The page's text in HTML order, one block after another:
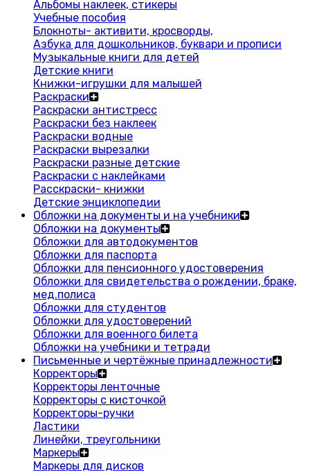
Альбомы наклеек, стикеры
Учебные пособия
Блокноты- активити, кросворды,
Азбука для дошкольников, буквари и прописи
Музыкальные книги для детей
Детские книги
Книжки-игрушки для малышей
Раскраски
Раскраски антистресс
Раскраски без наклеек
Раскраски водные
Раскраски вырезалки
Раскраски разные детские
Раскраски с наклейками
Расскраски- книжки
Детские энциклопедии
Обложки на документы и на учебники
Обложки на документы
Обложки для автодокументов
Обложки для паспорта
Обложки для пенсионного удостоверения
Обложки для свидетельства о рождении, браке,
мед.полиса
Обложки для студентов
Обложки для удостоверений
Обложки для военного билета
Обложки на учебники и тетради
Письменные и чертёжные принадлежности
Корректоры
Корректоры ленточные
Корректоры с кисточкой
Корректоры-ручки
Ластики
Линейки, треугольники
Маркеры
Маркеры для дисков